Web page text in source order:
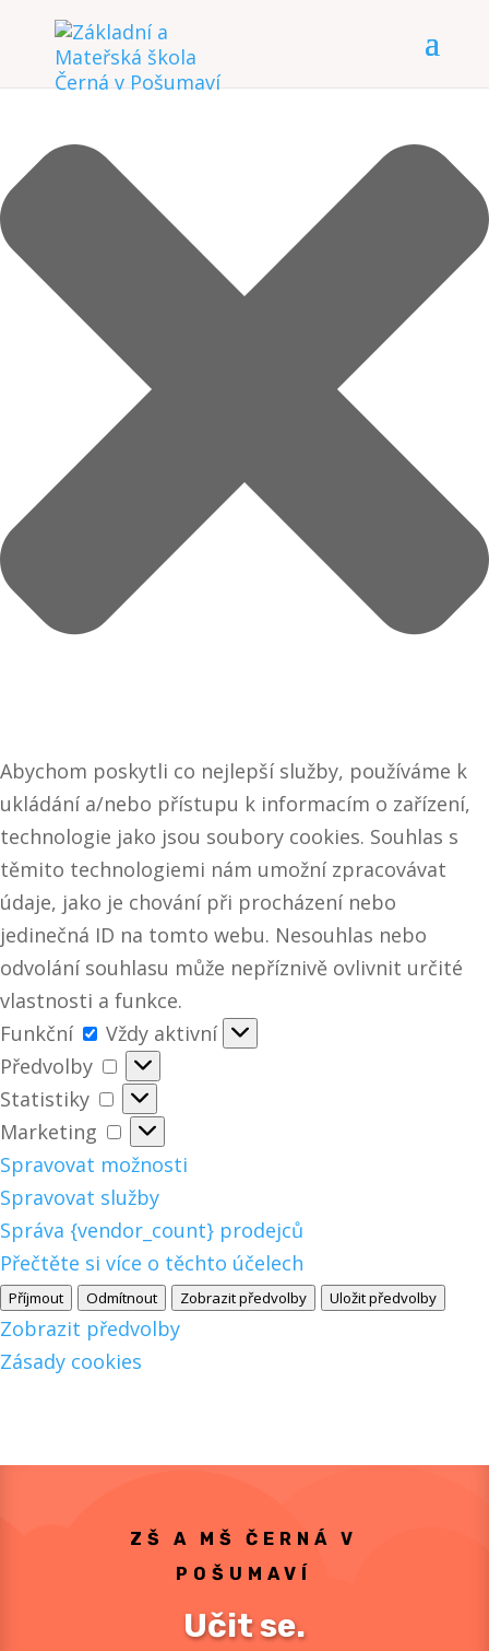
Spravovat Souhlas
Abychom poskytli co nejlepší služby, používáme k
ukládání a/nebo přístupu k informacím o zařízení,
technologie jako jsou soubory cookies. Souhlas s
těmito technologiemi nám umožní zpracovávat
údaje, jako je chování při procházení nebo
jedinečná ID na tomto webu. Nesouhlas nebo
odvolání souhlasu může nepříznivě ovlivnit určité
vlastnosti a funkce.
Funkční
Funkční
Vždy aktivní
Předvolby
Předvolby
Statistiky
Statistiky
Marketing
Marketing
Spravovat možnosti
Spravovat služby
Správa {vendor_count} prodejců
Přečtěte si více o těchto účelech
Příjmout Odmítnout Zobrazit předvolby Uložit předvolby
Zobrazit předvolby
Zásady cookies
ZŠ A MŠ ČERNÁ V
POŠUMAVÍ
Učit se.